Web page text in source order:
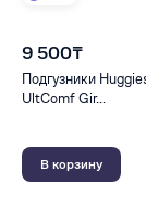
9 500₸
Подгузники
UltComf Gir...
В корзину